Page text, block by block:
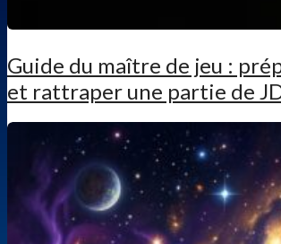
Guide du maître de jeu :
et rattraper une partie de